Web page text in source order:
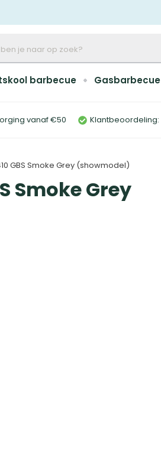
barbecue Gasbarbecue
vanaf €50 Klantbeoordeling:
GBS Smoke Grey (showmodel)
Smoke Grey